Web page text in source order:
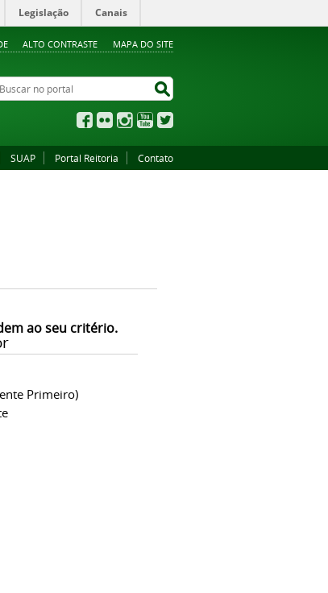
ALTO CONTRASTE MAPA DO SITE
Legislação Canais
Buscar no portal
Facebook
Flickr InstagramYouTube
SUAP Portal Reitoria Contato
ao seu critério.
Primeiro)